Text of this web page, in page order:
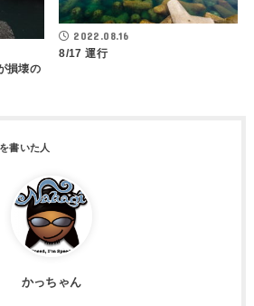
損壊の
2022.08.16
8/17 運行
かっちゃん